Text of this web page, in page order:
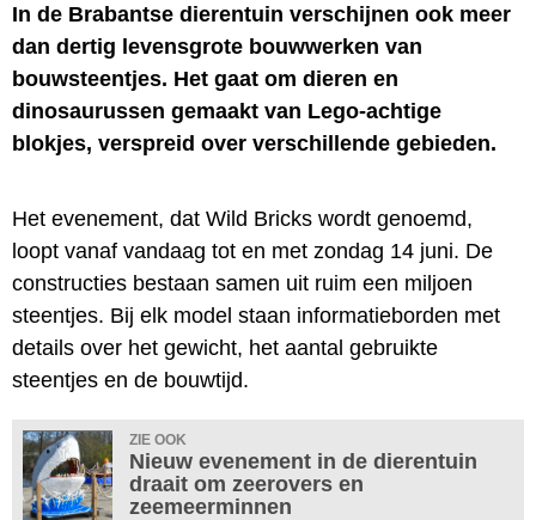
In de Brabantse dierentuin verschijnen ook meer
dan dertig levensgrote bouwwerken van
bouwsteentjes. Het gaat om dieren en
dinosaurussen gemaakt van Lego-achtige
blokjes, verspreid over verschillende gebieden.
Het evenement, dat Wild Bricks wordt genoemd,
loopt vanaf vandaag tot en met zondag 14 juni. De
constructies bestaan samen uit ruim een miljoen
steentjes. Bij elk model staan informatieborden met
details over het gewicht, het aantal gebruikte
steentjes en de bouwtijd.
ZIE OOK
Nieuw evenement in de dierentuin
draait om zeerovers en
zeemeerminnen